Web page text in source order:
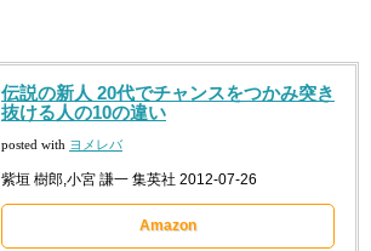
伝説の新人 20代でチャンスをつかみ突き
抜ける人の10の違い
posted with ヨメレバ
紫垣 樹郎,小宮 謙一 集英社 2012-07-26
Amazon